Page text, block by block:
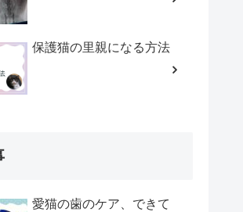
保護猫の里親になる方法
愛猫の歯のケア、できて